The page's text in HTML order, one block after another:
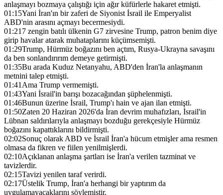
anlaşmayı bozmaya çalıştığı için ağır küfürlerle hakaret etmişti.
01:15Yani İran'ın bir zaferi de Siyonist İsrail ile Emperyalist
ABD'nin arasını açmayı becermesiydi.
01:217 zengin batılı ülkenin G7 zirvesine Trump, patron benim diye
girip havalar atarak muhataplarını küçümsemişti.
01:29Trump, Hürmüz boğazını ben açtım, Rusya-Ukrayna savaşını
da ben sonlandırırım demeye getirmişti.
01:35Bu arada Kuduz Netanyahu, ABD'den İran'la anlaşmanın
metnini talep etmişti.
01:41Ama Trump vermemişti.
01:43Yani İsrail'in barışı bozacağından şüphelenmişti.
01:46Bunun üzerine İsrail, Trump'ı hain ve ajan ilan etmişti.
01:50Zaten 20 Haziran 2026'da İran devrim muhafızları, İsrail'in
Lübnan saldırılarıyla anlaşmayı bozduğu gerekçesiyle Hürmüz
boğazını kapattıklarını bildirmişti.
02:02Sonuç olarak ABD ve İsrail İran'a hücum etmişler ama resmen
olmasa da fikren ve fiilen yenilmişlerdi.
02:10Açıklanan anlaşma şartları ise İran'a verilen tazminat ve
tavizlerdir.
02:15Tavizi yenilen taraf verirdi.
02:17Üstelik Trump, İran'a herhangi bir yaptırım da
uygulamayacaklarını söylemiştir.